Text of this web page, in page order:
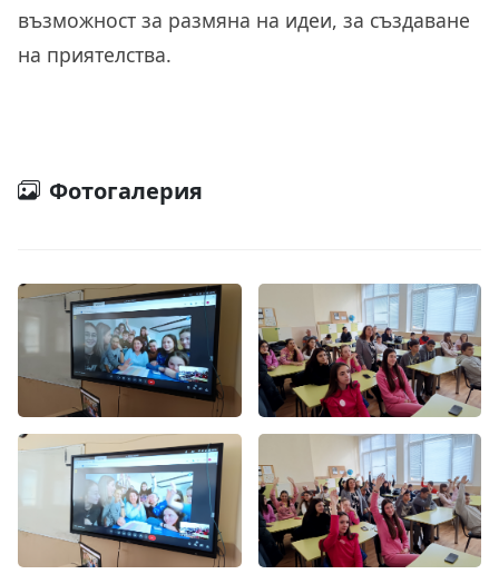
възможност за размяна на идеи, за създаване
на приятелства.
Фотогалерия